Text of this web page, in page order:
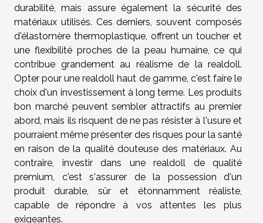
durabilité, mais assure également la sécurité des
matériaux utilisés. Ces derniers, souvent composés
d'élastomère thermoplastique, offrent un toucher et
une flexibilité proches de la peau humaine, ce qui
contribue grandement au réalisme de la realdoll.
Opter pour une realdoll haut de gamme, c'est faire le
choix d'un investissement à long terme. Les produits
bon marché peuvent sembler attractifs au premier
abord, mais ils risquent de ne pas résister à l'usure et
pourraient même présenter des risques pour la santé
en raison de la qualité douteuse des matériaux. Au
contraire, investir dans une realdoll de qualité
premium, c'est s'assurer de la possession d'un
produit durable, sûr et étonnamment réaliste,
capable de répondre à vos attentes les plus
exigeantes.